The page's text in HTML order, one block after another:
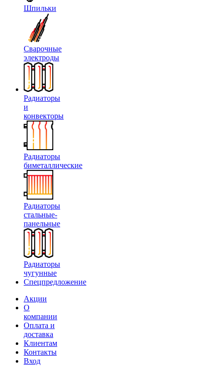
Шпильки
Сварочные
электроды
Радиаторы
и
конвекторы
Радиаторы
биметаллические
Радиаторы
стальные-
панельные
Радиаторы
чугунные
Спецпредложение
Акции
О
компании
Оплата и
доставка
Клиентам
Контакты
Вход